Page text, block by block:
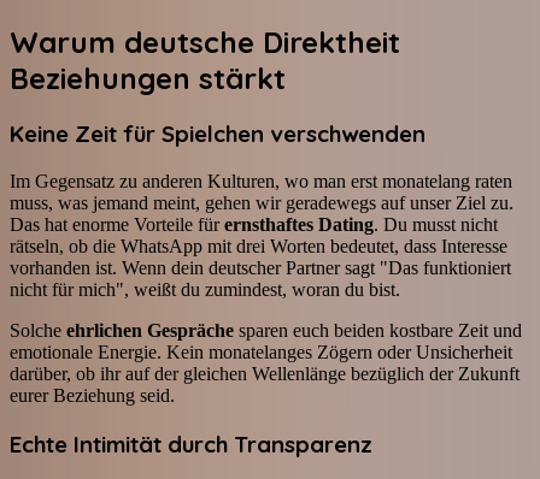
Warum deutsche Direktheit
Beziehungen stärkt
Keine Zeit für Spielchen verschwenden
Im Gegensatz zu anderen Kulturen, wo man erst monatelang raten
muss, was jemand meint, gehen wir geradewegs auf unser Ziel zu.
Das hat enorme Vorteile fürernsthaftes Dating. Du musst nicht
rätseln, ob die WhatsApp mit drei Worten bedeutet, dass Interesse
vorhanden ist. Wenn dein deutscher Partner sagt "Das funktioniert
nicht für mich", weißt du zumindest, woran du bist.
Solche ehrlichen Gespräche sparen euch beiden kostbare Zeit und
emotionale Energie. Kein monatelanges Zögern oder Unsicherheit
darüber, ob ihr auf der gleichen Wellenlänge bezüglich der Zukunft
eurer Beziehung seid.
Echte Intimität durch Transparenz